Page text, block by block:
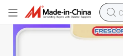
Perawatan Gigi Oral 14pairs 5D Merek